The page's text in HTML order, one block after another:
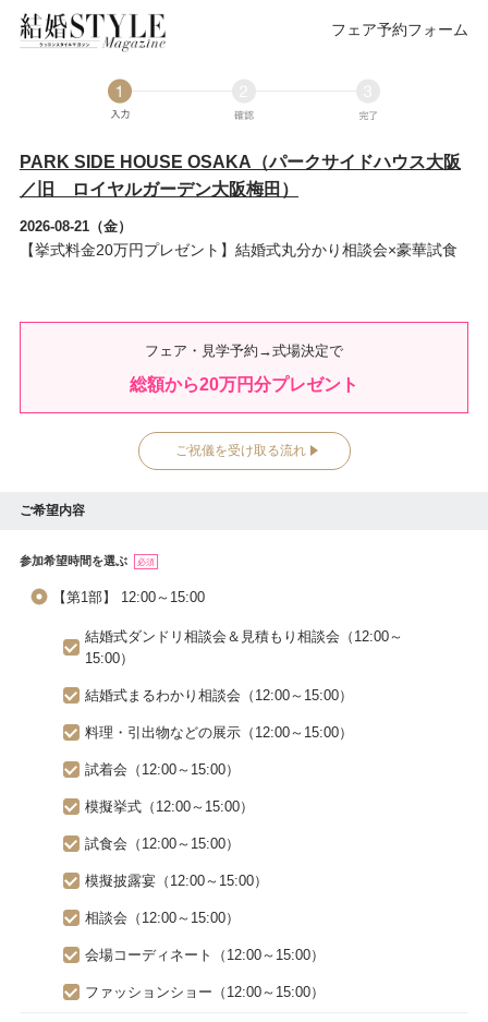
フェア予約フォーム
PARK SIDE HOUSE OSAKA（パークサイドハウス大阪
／旧 ロイヤルガーデン大阪梅田）
2026-08-21（金）
【挙式料金20万円プレゼント】結婚式丸分かり相談会×豪華試食
フェア・見学予約→式場決定で
総額から20万円分プレゼント
ご祝儀を受け取る流れ
ご希望内容
参加希望時間を選ぶ 必須
【第1部】 12:00～15:00
結婚式ダンドリ相談会＆見積もり相談会（12:00～
15:00）
結婚式まるわかり相談会（12:00～15:00）
料理・引出物などの展示（12:00～15:00）
試着会（12:00～15:00）
模擬挙式（12:00～15:00）
試食会（12:00～15:00）
模擬披露宴（12:00～15:00）
相談会（12:00～15:00）
会場コーディネート（12:00～15:00）
ファッションショー（12:00～15:00）